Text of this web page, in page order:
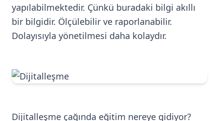
yapılabilmektedir. Çünkü buradaki bilgi akıllı
bir bilgidir. Ölçülebilir ve raporlanabilir.
Dolayısıyla yönetilmesi daha kolaydır.
Dijitalleşme çağında eğitim nereye gidiyor?